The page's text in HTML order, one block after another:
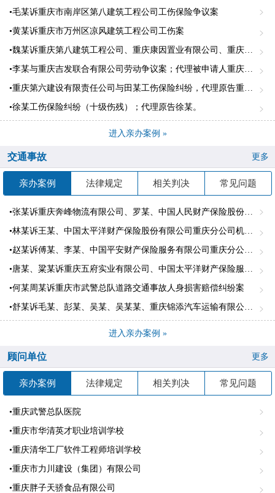
•毛某诉重庆市南岸区第八建筑工程公司工伤保险争议案
•黄某诉重庆市万州区凉风建筑工程公司工伤案
•魏某诉重庆第八建筑工程公司、重庆康因置业有限公司、重庆建工第四建设有限责任公司、北城致运集团有限公司劳务纠纷案
•李某与重庆吉发联合有限公司劳动争议案；代理被申请人重庆吉发有限公司
•重庆第六建设有限责任公司与田某工伤保险纠纷，代理原告重庆第六建设有限责任公司。
•徐某工伤保险纠纷（十级伤残）；代理原告徐某。
进入亲办案例 »
交通事故 更多
亲办案例 法律规定 相关判决 常见问题
•张某诉重庆奔峰物流有限公司、罗某、中国人民财产保险股份有限公司璧山支公司、中国人名财产股份有限公司江北支公司机动车交通事故责任纠纷案。
•林某诉王某、中国太平洋财产保险股份有限公司重庆分公司机动车交通事故责任纠纷一案
•赵某诉傅某、李某、中国平安财产保险服务有限公司重庆分公司道路交通事故人身损害赔偿纠纷案
•唐某、粱某诉重庆五府实业有限公司、中国太平洋财产保险服务有限公司重庆市合川支公司、机动车交通事故责任纠纷案
•何某周某诉重庆市武警总队道路交通事故人身损害赔偿纠纷案
•舒某诉毛某、彭某、吴某、吴某某、重庆锦添汽车运输有限公司长寿分公司、中国太平洋财产保险股份有限公司重庆市渝中支公司机动车交通事故责任纠纷
进入亲办案例 »
顾问单位 更多
亲办案例 法律规定 相关判决 常见问题
•重庆武警总队医院
•重庆市华清英才职业培训学校
•重庆清华工厂软件工程师培训学校
•重庆市力川建设（集团）有限公司
•重庆胖子天骄食品有限公司